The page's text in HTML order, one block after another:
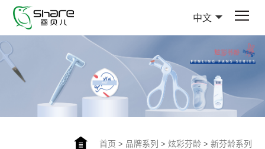
中文
首页 > 品牌系列 > 炫彩芬龄> 新芬龄系列